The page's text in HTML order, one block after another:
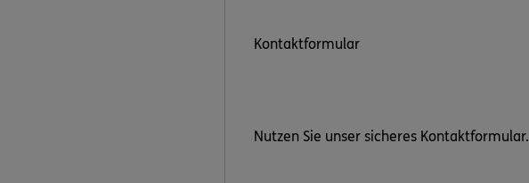
Kontaktformular
Nutzen Sie unser sicheres Kontaktformular.